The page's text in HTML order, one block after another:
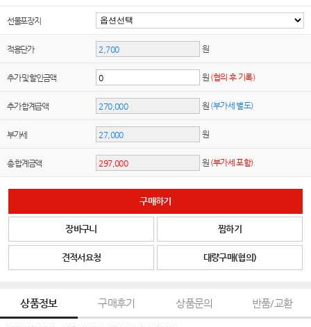
선물포장지
적용단가 원
추가 및 할인금액 원 (협의 후 기록)
추가 합계금액 원 (부가세 별도)
부가세 원
총 합계금액 원 (부가세 포함)
구매하기
장바구니 찜하기
견적서요청 대량구매(협의)
상품정보 구매후기 상품문의 반품/교환